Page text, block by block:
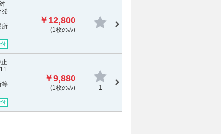
発
所
付
￥12,800
(1枚のみ)
等
付
￥9,880
(1枚のみ) 1